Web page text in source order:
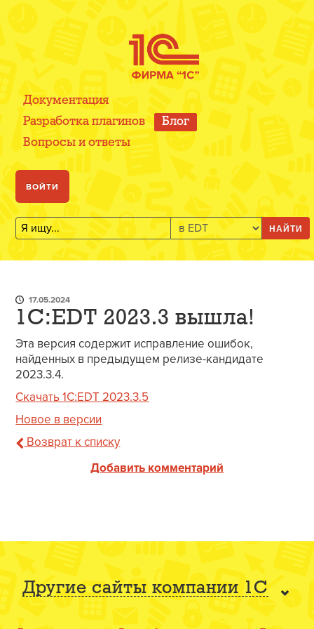
Документация
Разработка плагинов
Блог
Вопросы и ответы
ВОЙТИ
НАЙТИ
17.05.2024
1C:EDT 2023.3 вышла!
Эта версия содержит исправление ошибок,
найденных в предыдущем релизе-кандидате
2023.3.4.
Скачать 1C:EDT 2023.3.5
Новое в версии
Возврат к списку
Добавить комментарий
Другие сайты компании 1С